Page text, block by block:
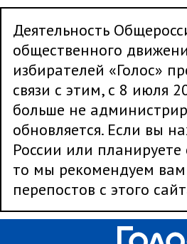
Деятельность
общественного
избирателей «Голос»
связи с этим, с 8 июля
больше не
обновляется. Если вы
России или
то мы рекомендуем
перепостов с этого